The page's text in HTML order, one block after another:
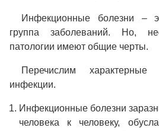
Инфекционные болезни –
группа заболеваний. Но,
патологии имеют общие черты.
Перечислим характерные
инфекции.
Инфекционные болезни
человека к человеку,